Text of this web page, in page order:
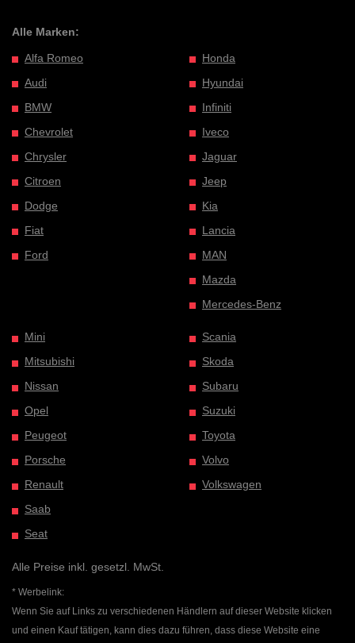
Alle Marken:
Alfa Romeo
Audi
BMW
Chevrolet
Chrysler
Citroen
Dodge
Fiat
Ford
Honda
Hyundai
Infiniti
Iveco
Jaguar
Jeep
Kia
Lancia
MAN
Mazda
Mercedes-Benz
Mini
Mitsubishi
Nissan
Opel
Peugeot
Porsche
Renault
Saab
Seat
Scania
Skoda
Subaru
Suzuki
Toyota
Volvo
Volkswagen
Alle Preise inkl. gesetzl. MwSt.
* Werbelink:
Wenn Sie auf Links zu verschiedenen Händlern auf dieser Website klicken
und einen Kauf tätigen, kann dies dazu führen, dass diese Website eine